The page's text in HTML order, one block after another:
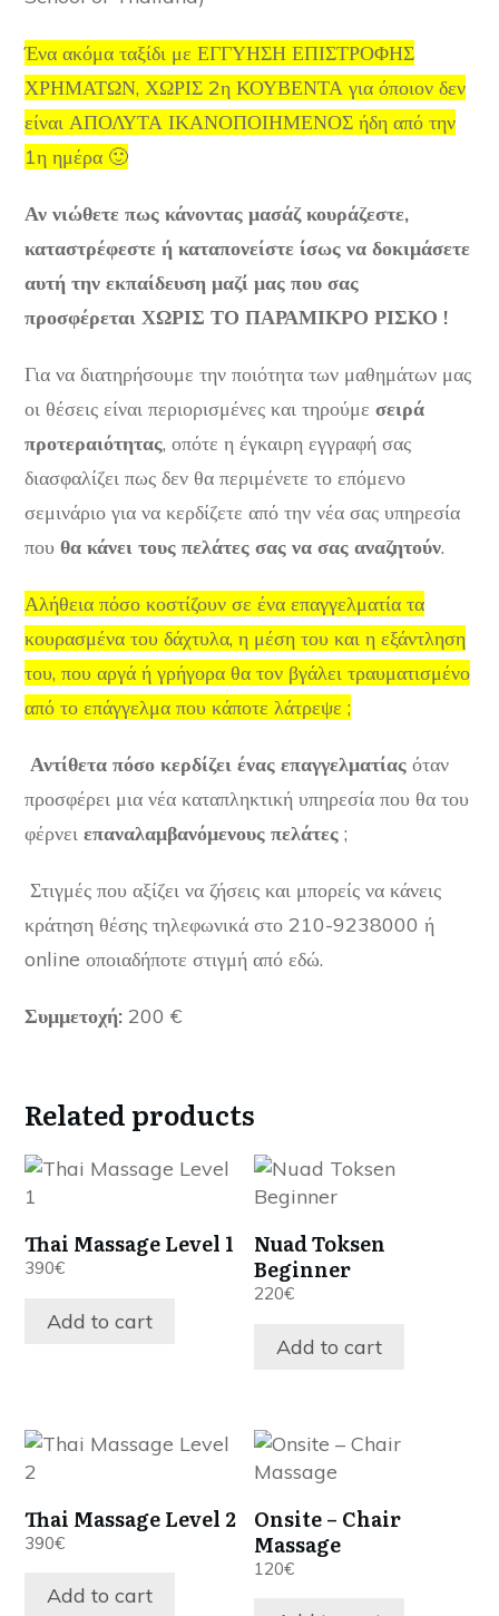
Ένα ακόμα ταξίδι με ΕΓΓΥΗΣΗ ΕΠΙΣΤΡΟΦΗΣ
ΧΡΗΜΑΤΩΝ, ΧΩΡΙΣ 2η ΚΟΥΒΕΝΤΑ για όποιον δεν
είναι ΑΠΟΛΥΤΑ ΙΚΑΝΟΠΟΙΗΜΕΝΟΣ ήδη από την
1η ημέρα 🙂
Αν νιώθετε πως κάνοντας μασάζ κουράζεστε,
καταστρέφεστε ή καταπονείστε ίσως να δοκιμάσετε
αυτή την εκπαίδευση μαζί μας που σας
προσφέρεται ΧΩΡΙΣ ΤΟ ΠΑΡΑΜΙΚΡΟ ΡΙΣΚΟ !
Για να διατηρήσουμε την ποιότητα των μαθημάτων μας
οι θέσεις είναι περιορισμένες και τηρούμε σειρά
προτεραιότητας, οπότε η έγκαιρη εγγραφή σας
διασφαλίζει πως δεν θα περιμένετε το επόμενο
σεμινάριο για να κερδίζετε από την νέα σας υπηρεσία
που θα κάνει τους πελάτες σας να σας αναζητούν.
Αλήθεια πόσο κοστίζουν σε ένα επαγγελματία τα
κουρασμένα του δάχτυλα, η μέση του και η εξάντληση
του, που αργά ή γρήγορα θα τον βγάλει τραυματισμένο
από το επάγγελμα που κάποτε λάτρεψε ;
Αντίθετα πόσο κερδίζει ένας επαγγελματίας όταν
προσφέρει μια νέα καταπληκτική υπηρεσία που θα του
φέρνει επαναλαμβανόμενους πελάτες ;
Στιγμές που αξίζει να ζήσεις και μπορείς να κάνεις
κράτηση θέσης τηλεφωνικά στο 210-9238000 ή
online οποιαδήποτε στιγμή από εδώ.
Συμμετοχή: 200 €
Related products
Thai Massage Level 1
390€
Add to cart
Nuad Toksen
Beginner
220€
Add to cart
Thai Massage Level 2
390€
Add to cart
Onsite – Chair
Massage
120€